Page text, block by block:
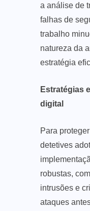
a análise de
falhas de
trabalho
natureza da
estratégia
Estratégias
digital
Para
detetives
robustas,
intrusões e
ataques